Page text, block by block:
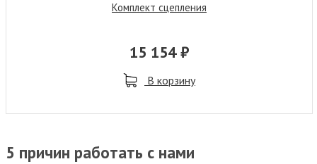
Комплект сцепления
15 154 ₽
В корзину
5 причин работать с нами